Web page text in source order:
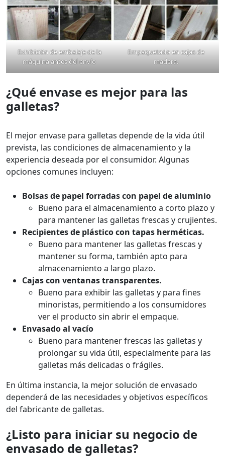
Exhibición de embalaje de la
máquina antes del envío
Empaquetado en cajas de
madera.
¿Qué envase es mejor para las
galletas?
El mejor envase para galletas depende de la vida útil
prevista, las condiciones de almacenamiento y la
experiencia deseada por el consumidor. Algunas
opciones comunes incluyen:
Bolsas de papel forradas con papel de aluminio
Bueno para el almacenamiento a corto plazo y
para mantener las galletas frescas y crujientes.
Recipientes de plástico con tapas herméticas.
Bueno para mantener las galletas frescas y
mantener su forma, también apto para
almacenamiento a largo plazo.
Cajas con ventanas transparentes.
Bueno para exhibir las galletas y para fines
minoristas, permitiendo a los consumidores
ver el producto sin abrir el empaque.
Envasado al vacío
Bueno para mantener frescas las galletas y
prolongar su vida útil, especialmente para las
galletas más delicadas o frágiles.
En última instancia, la mejor solución de envasado
dependerá de las necesidades y objetivos específicos
del fabricante de galletas.
¿Listo para iniciar su negocio de
envasado de galletas?